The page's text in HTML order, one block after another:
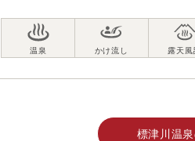
標津川温